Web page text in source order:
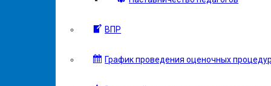
ВПР
График проведения оценочных